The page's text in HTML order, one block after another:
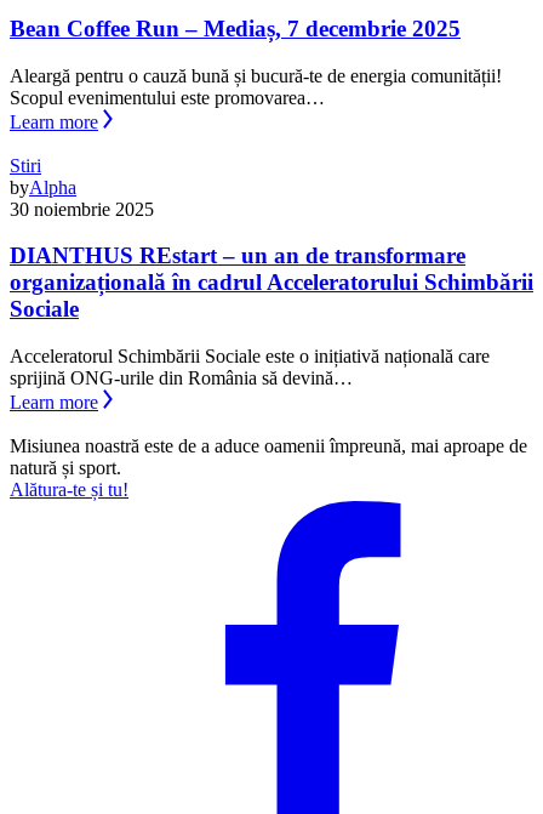
Bean Coffee Run – Mediaș, 7 decembrie 2025
Aleargă pentru o cauză bună și bucură-te de energia comunității!
Scopul evenimentului este promovarea…
Learn more
Stiri
byAlpha
30 noiembrie 2025
DIANTHUS REstart – un an de transformare
organizațională în cadrul Acceleratorului Schimbării
Sociale
Acceleratorul Schimbării Sociale este o inițiativă națională care
sprijină ONG-urile din România să devină…
Learn more
Misiunea noastră este de a aduce oamenii împreună, mai aproape de
natură și sport.
Alătura-te și tu!